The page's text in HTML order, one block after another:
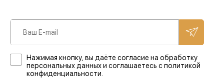
Нажимая кнопку, вы даёте согласие на обработку
персональных данных и соглашаетесь с политикой
конфиденциальности.